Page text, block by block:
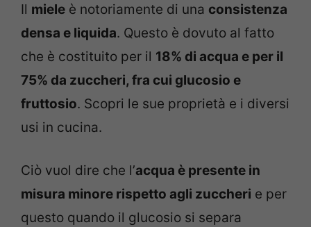
Il miele è notoriamente di una consistenza
densa e liquida. Questo è dovuto al fatto
che è costituito per il 18% di acqua e per il
75% da zuccheri, fra cui glucosio e
fruttosio. Scopri le sue proprietà e i diversi
usi in cucina.
Ciò vuol dire che l’acqua è presente in
misura minore rispetto agli zuccheri e per
questo quando il glucosio si separa